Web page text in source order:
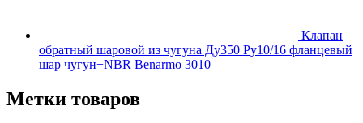
Клапан
обратный шаровой из чугуна Ду350 Ру10/16 фланцевый
шар чугун+NBR Benarmo 3010
Метки товаров